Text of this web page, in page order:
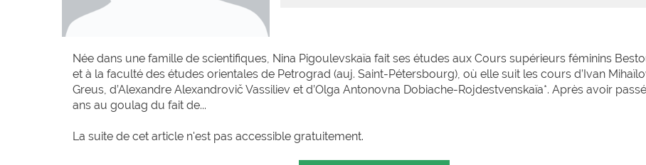
Née dans une famille de scientifiques, Nina Pigoulevskaïa fait ses études aux Cours supérieurs féminins
et à la faculté des études orientales de Petrograd (auj. Saint-Pétersbourg), où elle suit les cours d’Ivan
Greus, d’Alexandre Alexandrovič Vassiliev et d’Olga Antonovna Dobiache-Rojdestvenskaïa*. Après avoir
ans au goulag du fait de...
La suite de cet article n'est pas accessible gratuitement.